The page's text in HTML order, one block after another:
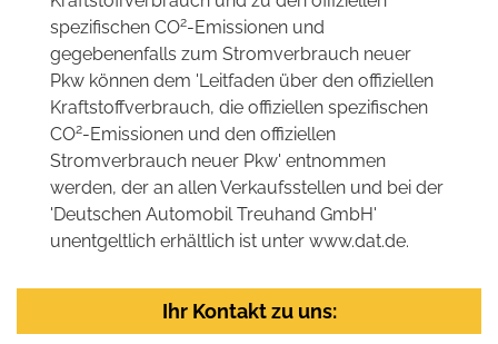
spezifischen CO2-Emissionen und
gegebenenfalls zum Stromverbrauch neuer
Pkw können dem 'Leitfaden über den offiziellen
Kraftstoffverbrauch, die offiziellen spezifischen
CO2-Emissionen und den offiziellen
Stromverbrauch neuer Pkw' entnommen
werden, der an allen Verkaufsstellen und bei der
'Deutschen Automobil Treuhand GmbH'
unentgeltlich erhältlich ist unter www.dat.de.
Ihr Kontakt zu uns: